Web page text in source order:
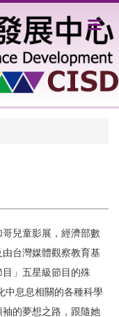
哥兒童影展，經濟部數
台灣媒體觀察教育基
」五星級節目的殊
中息息相關的各種科學
的夢想之路，跟隨她